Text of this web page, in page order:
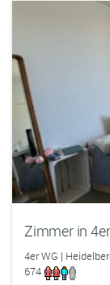
4er WG |
674